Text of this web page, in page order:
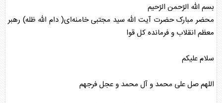
بسم اللّه الرّحمن الرّحیم
محضر مبارک حضرت آیت الله سید مجتبی خامنه‌ای( دام الله ظله) رهبر
معظم انقلاب و فرمانده کل قوا
سلام علیکم
اللهم صل علی محمد و آل محمد و عجل فرجهم